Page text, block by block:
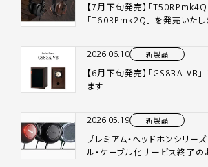
【7月下旬発売】「T50RPmk4Q
「T60RPmk2Q」 を発売いたし
2026.06.10 新製品
【6月下旬発売】「GS83A-VB
ます
2026.05.19 新製品
プレミアム・ヘッドホンシリー
ル・ケーブル化サービス終了の